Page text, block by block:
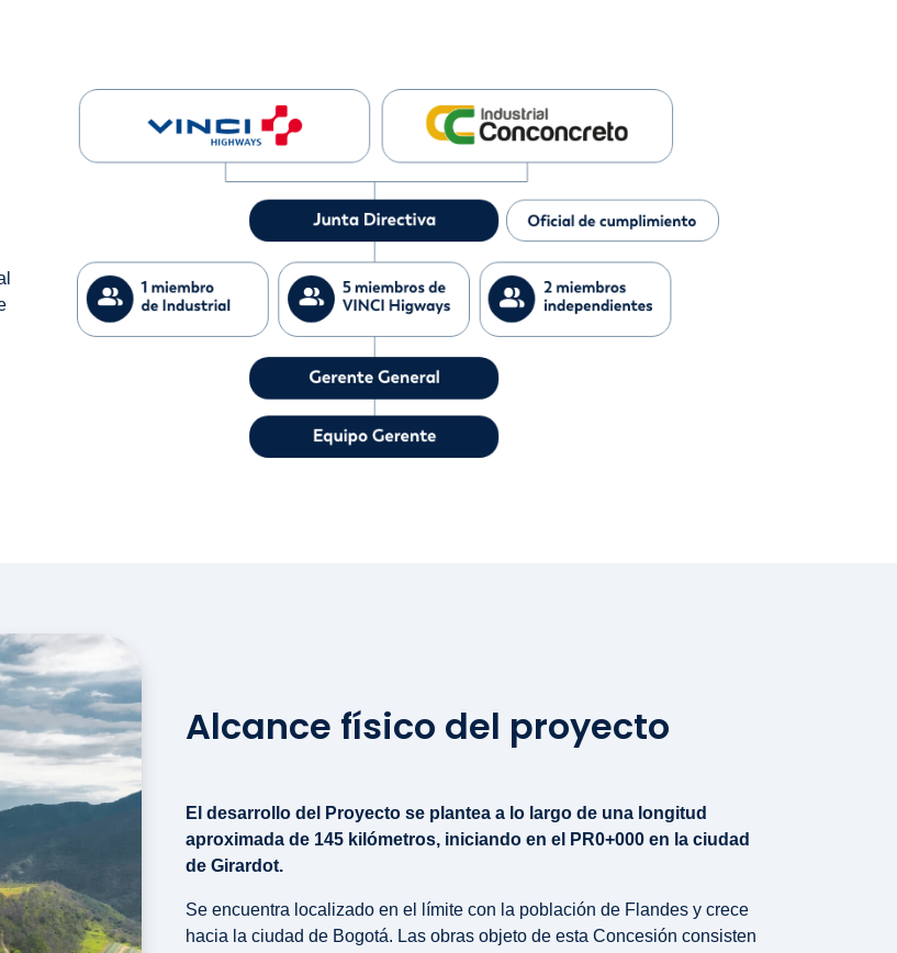
Alcance físico del proyecto
El desarrollo del Proyecto se plantea a lo largo de una longitud
aproximada de 145 kilómetros, iniciando en el PR0+000 en la ciudad
de Girardot.
Se encuentra localizado en el límite con la población de Flandes y crece
hacia la ciudad de Bogotá. Las obras objeto de esta Concesión consisten